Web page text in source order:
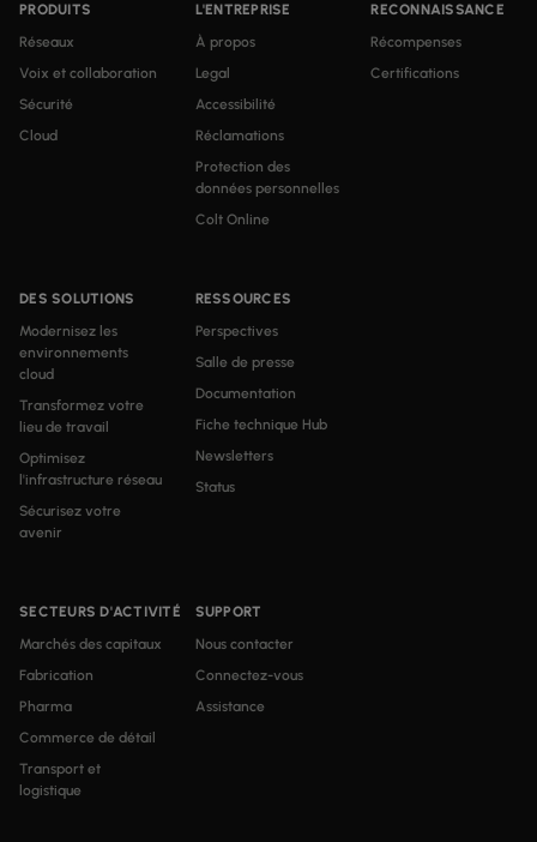
PRODUITS
Réseaux
Voix et collaboration
Sécurité
Cloud
DES SOLUTIONS
Modernisez les
environnements
cloud
Transformez votre
lieu de travail
Optimisez
l'infrastructure réseau
Sécurisez votre
avenir
SECTEURS D'ACTIVITÉ
Marchés des capitaux
Fabrication
Pharma
Commerce de détail
Transport et
logistique
RESSOURCES
Perspectives
Salle de presse
Documentation
Fiche technique Hub
Newsletters
Status
L'ENTREPRISE
À propos
Legal
Accessibilité
Réclamations
Protection des
données personnelles
Colt Online
SUPPORT
Nous contacter
Connectez-vous
Assistance
RECONNAISSANCE
Récompenses
Certifications